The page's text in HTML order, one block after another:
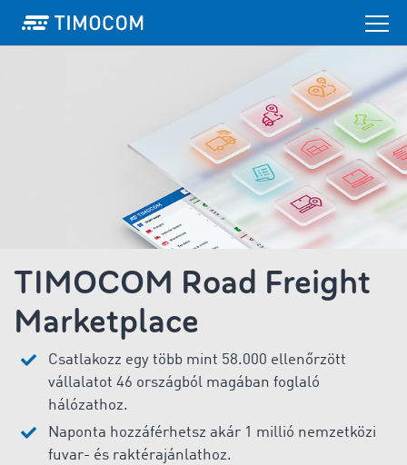
TIMOCOM Road Freight
Marketplace
Csatlakozz egy több mint 58.000 ellenőrzött
vállalatot 46 országból magában foglaló
hálózathoz.
Naponta hozzáférhetsz akár 1 millió nemzetközi
fuvar- és raktérajánlathoz.